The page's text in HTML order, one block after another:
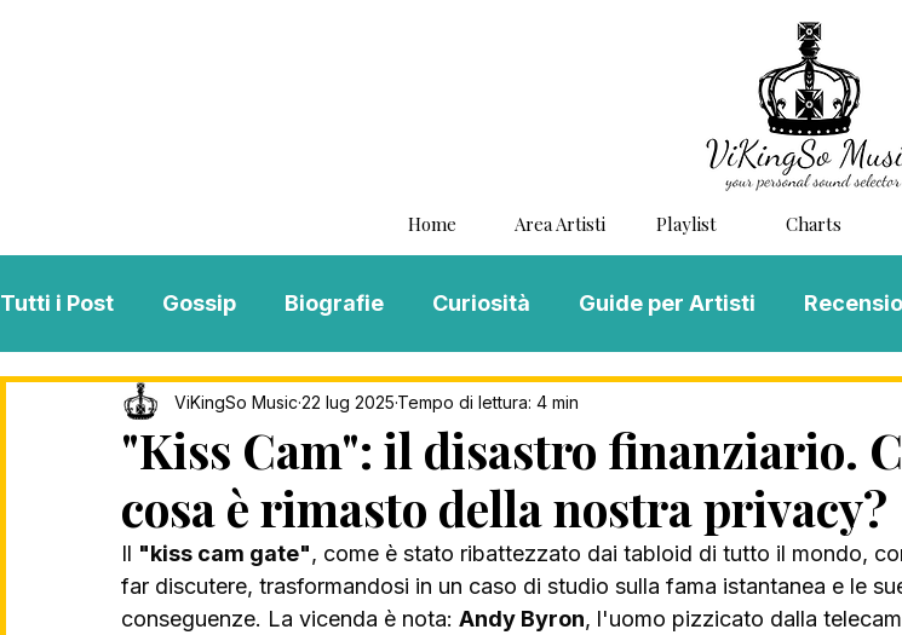
Home Area Artisti Playlist Charts
Tutti i Post Gossip Biografie Curiosità Guide per Artisti
Interviste ViKingSo Music MENTAL BLOG MUSIC
Song Of The Week Charts Playlist
"Kiss Cam": il disastro finanziario.
cosa è rimasto della nostra privacy?
ViKingSo Music 22 lug 2025 Tempo di lettura: 4 min
Il "kiss cam gate", come è stato ribattezzato dai tabloid di tutto il mondo,
far discutere, trasformandosi in un caso di studio sulla fama istantanea e le
conseguenze. La vicenda è nota: Andy Byron, l'uomo pizzicato dalla